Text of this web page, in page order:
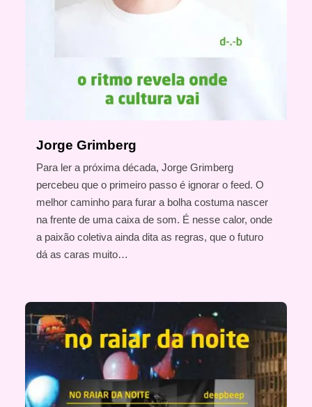
Jorge Grimberg
Para ler a próxima década, Jorge Grimberg
percebeu que o primeiro passo é ignorar o feed. O
melhor caminho para furar a bolha costuma nascer
na frente de uma caixa de som. É nesse calor, onde
a paixão coletiva ainda dita as regras, que o futuro
dá as caras muito…